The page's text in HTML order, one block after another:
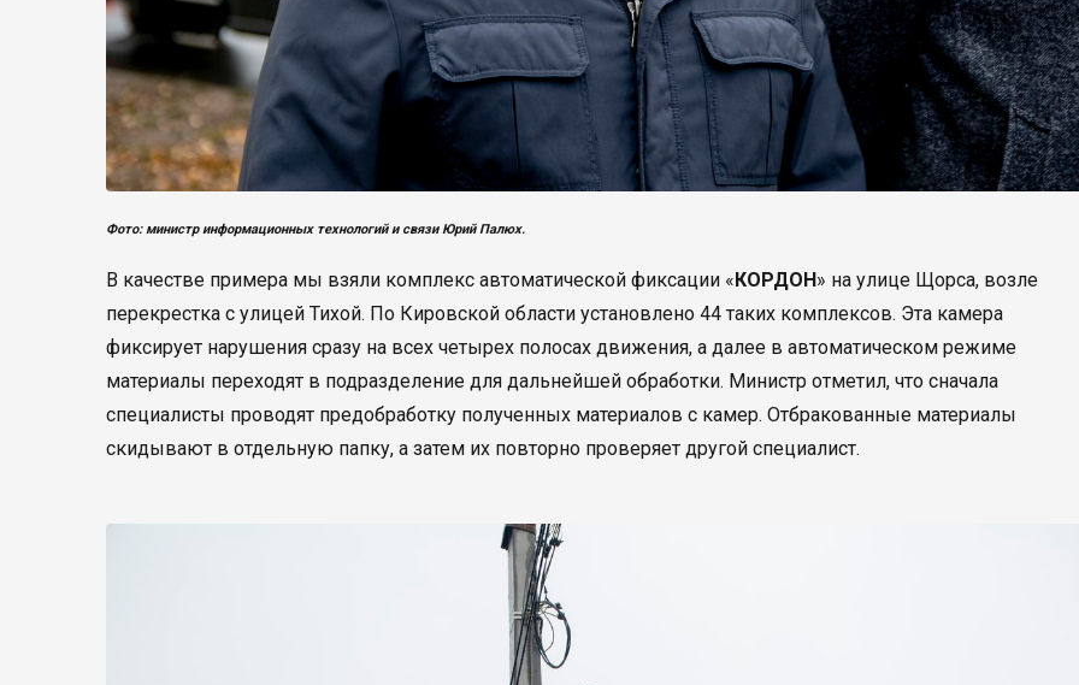
Фото: министр информационных технологий и связи Юрий Палюх.
В качестве примера мы взяли комплекс автоматической фиксации «КОРДОН» на улице Щорса, возле
перекрестка с улицей Тихой. По Кировской области установлено 44 таких комплексов. Эта камера
фиксирует нарушения сразу на всех четырех полосах движения, а далее в автоматическом режиме
материалы переходят в подразделение для дальнейшей обработки. Министр отметил, что сначала
специалисты проводят предобработку полученных материалов с камер. Отбракованные материалы
скидывают в отдельную папку, а затем их повторно проверяет другой специалист.